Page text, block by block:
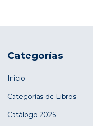
Categorías
Inicio
Categorías de Libros
Catálogo 2026